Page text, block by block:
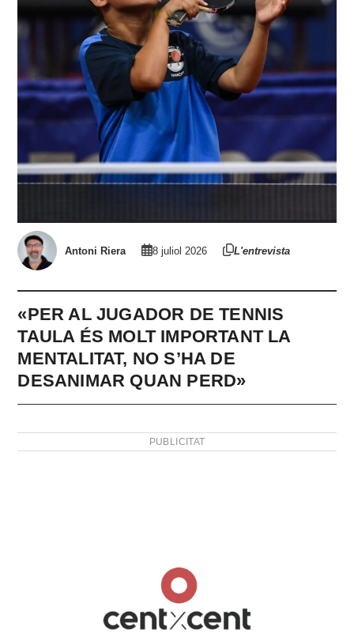
Antoni Riera 8 juliol 2026 L'entrevista
«PER AL JUGADOR DE TENNIS
TAULA ÉS MOLT IMPORTANT LA
MENTALITAT, NO S’HA DE
DESANIMAR QUAN PERD»
PUBLICITAT